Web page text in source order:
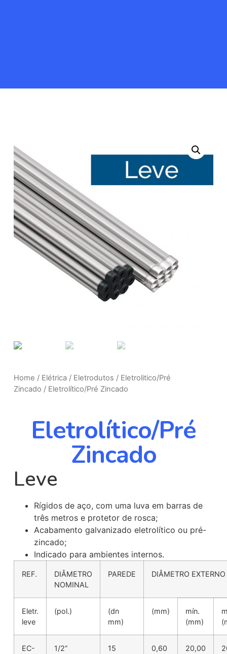
Home / Elétrica / Eletrodutos / Eletrolitico/Pré
Zincado / Eletrolítico/Pré Zincado
Eletrolítico/Pré
Zincado
Leve
Rígidos de aço, com uma luva em barras de
três metros e protetor de rosca;
Acabamento galvanizado eletrolítico ou pré-
zincado;
Indicado para ambientes internos.
REF.
DIÂMETRO
NOMINAL
PAREDE DIÂMETRO EXTERNO
Eletr.
leve
(pol.)
(dn
mm)
(mm)
mín.
(mm)
EC-
1/2” 15 0,60 20,00